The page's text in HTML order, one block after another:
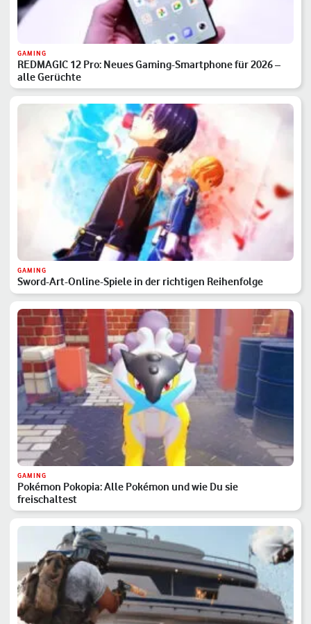
GAMING
REDMAGIC 12 Pro: Neues Gaming-Smartphone für 2026 –
alle Gerüchte
GAMING
Sword-Art-Online-Spiele in der richtigen Reihenfolge
GAMING
Pokémon Pokopia: Alle Pokémon und wie Du sie
freischaltest